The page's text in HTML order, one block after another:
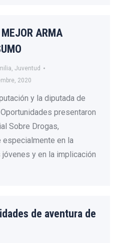
ARMA
, Juventud
2020
y la diputada de
presentaron
Sobre Drogas,
especialmente en la
y en la implicación
de aventura de